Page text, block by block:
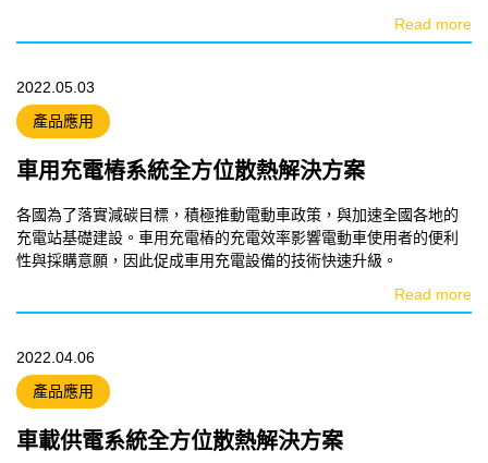
Read more
2022.05.03
產品應用
車用充電樁系統全方位散熱解決方案
各國為了落實減碳目標，積極推動電動車政策，與加速全國各地的
充電站基礎建設。車用充電樁的充電效率影響電動車使用者的便利
性與採購意願，因此促成車用充電設備的技術快速升級。
Read more
2022.04.06
產品應用
車載供電系統全方位散熱解決方案